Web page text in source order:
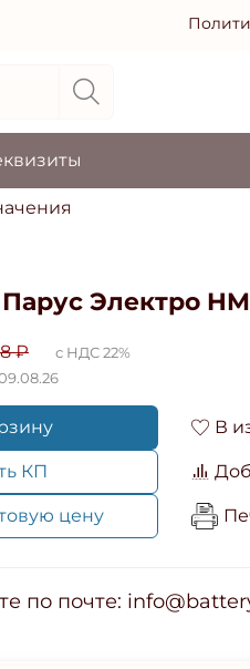
Электро
₽
с НДС 22%
КП
цену
В
по почте: